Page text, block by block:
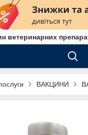
ветеринарних
ВАКЦИНИ